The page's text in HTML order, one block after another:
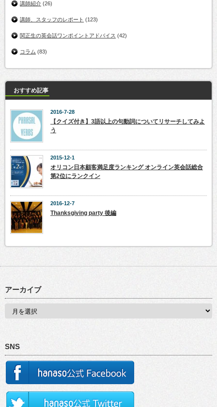
講師紹介 (26)
講師、スタッフのレポート (123)
関正生の英会話ワンポイントアドバイス (42)
コラム (83)
おすすめ記事
2016-7-28
【クイズ付き】3語以上の句動詞についてリサーチしてみよ
う
2015-12-1
オリコン日本顧客満足度ランキング オンライン英会話総合
第2位にランクイン
2016-12-7
Thanksgiving party 後編
アーカイブ
SNS